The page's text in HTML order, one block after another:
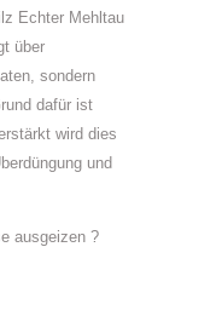
Echter Mehltau
über
sondern
dafür ist
wird dies
und
ausgeizen ?